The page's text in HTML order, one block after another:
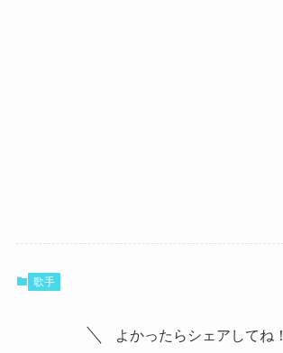
歌手
よかったらシェアしてね！